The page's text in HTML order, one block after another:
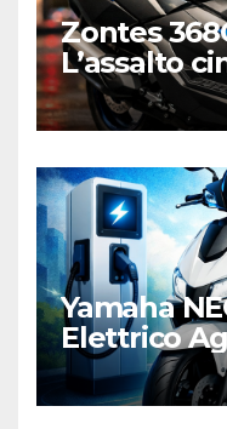
Zontes
L’assalto
Honda e
Yamaha
Elettrico
per la Città